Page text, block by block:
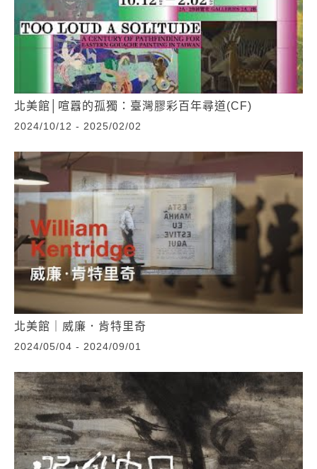
北美館│喧囂的孤獨：臺灣膠彩百年尋道(CF)
2024/10/12 - 2025/02/02
北美館｜威廉．肯特里奇
2024/05/04 - 2024/09/01